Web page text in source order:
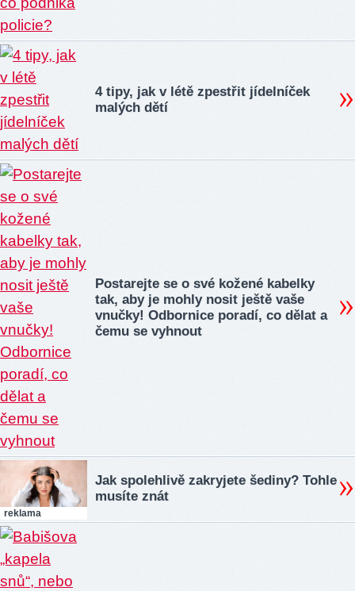
4 tipy, jak v létě zpestřit jídelníček
malých dětí
Postarejte se o své kožené kabelky
tak, aby je mohly nosit ještě vaše
vnučky! Odbornice poradí, co dělat a
čemu se vyhnout
reklama
Jak spolehlivě zakryjete šediny? Tohle
musíte znát